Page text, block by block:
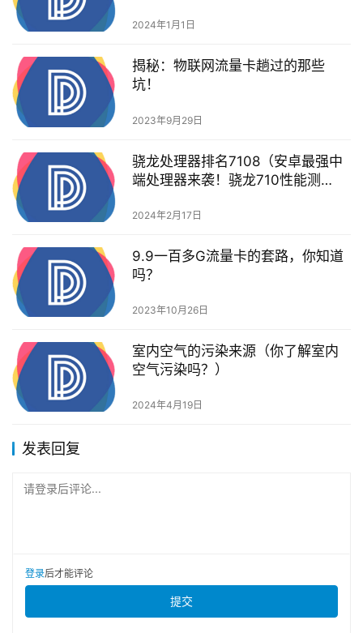
法）
2024年1月1日
揭秘：物联网流量卡趟过的那些
坑！
2023年9月29日
骁龙处理器排名7108（安卓最强中
端处理器来袭！骁龙710性能测
2024年2月17日
9.9一百多G流量卡的套路，你知道
吗？
2023年10月26日
室内空气的污染来源（你了解室内
空气污染吗？）
2024年4月19日
发表回复
请登录后评论...
登录后才能评论
提交